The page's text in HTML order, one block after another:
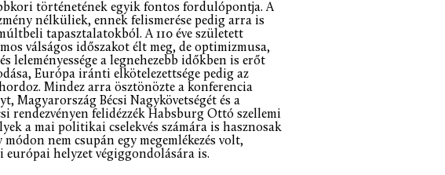
történetének egyik fontos fordulópontja. A
nélküliek, ennek felismerése pedig arra is
tapasztalatokból. A 110 éve született
válságos időszakot élt meg, de optimizmusa,
leleményessége a legnehezebb időkben is erőt
Európa iránti elkötelezettsége pedig az
Mindez arra ösztönözte a konferencia
Magyarország Bécsi Nagykövetségét és a
rendezvényen felidézzék Habsburg Ottó szellemi
a mai politikai cselekvés számára is hasznosak
nem csupán egy megemlékezés volt,
európai helyzet végiggondolására is.